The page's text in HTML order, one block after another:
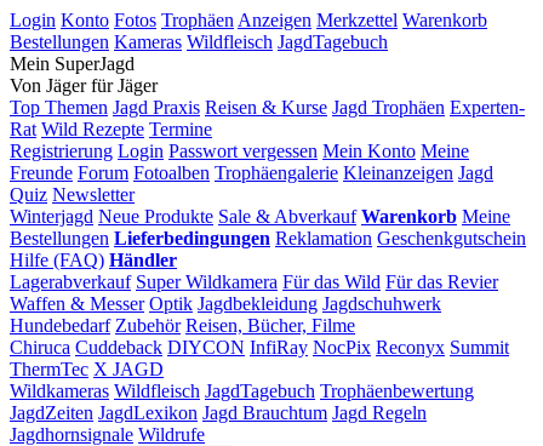
Login Konto Fotos Trophäen Anzeigen Merkzettel Warenkorb
Bestellungen Kameras Wildfleisch JagdTagebuch
Mein SuperJagd
Von Jäger für Jäger
Top Themen Jagd Praxis Reisen & Kurse Jagd Trophäen Experten-
Rat Wild Rezepte Termine
Registrierung Login Passwort vergessen Mein Konto Meine
Freunde Forum Fotoalben Trophäengalerie Kleinanzeigen Jagd
Quiz Newsletter
Winterjagd Neue Produkte Sale & Abverkauf Warenkorb Meine
Bestellungen Lieferbedingungen Reklamation Geschenkgutschein
Hilfe (FAQ) Händler
Lagerabverkauf Super Wildkamera Für das Wild Für das Revier
Waffen & Messer Optik Jagdbekleidung Jagdschuhwerk
Hundebedarf Zubehör Reisen, Bücher, Filme
Chiruca Cuddeback DIYCON InfiRay NocPix Reconyx Summit
ThermTec X JAGD
Wildkameras Wildfleisch JagdTagebuch Trophäenbewertung
JagdZeiten JagdLexikon Jagd Brauchtum Jagd Regeln
Jagdhornsignale Wildrufe